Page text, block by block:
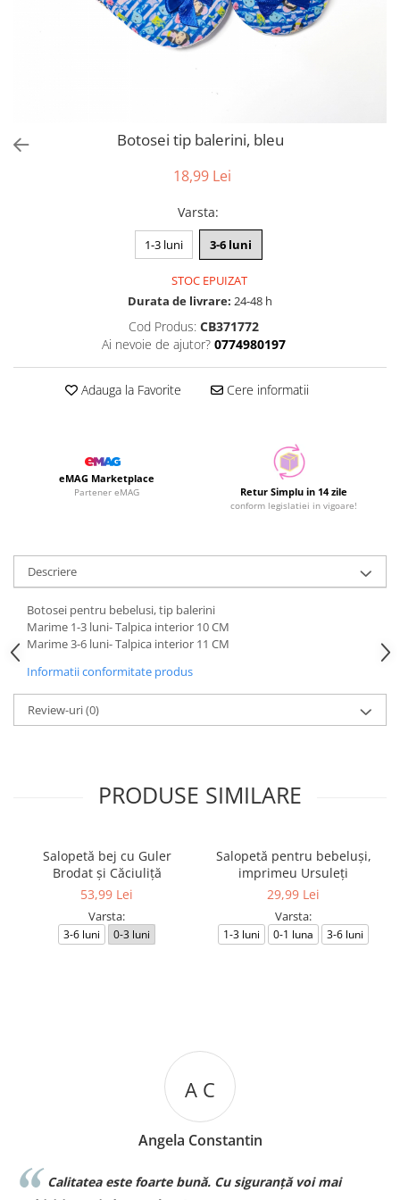
Botosei tip balerini, bleu
18,99 Lei
Varsta:
1-3 luni 3-6 luni
STOC EPUIZAT
Durata de livrare: 24-48 h
Cod Produs: CB371772
Ai nevoie de ajutor? 0774980197
Adauga la Favorite Cere informatii
eMAG Marketplace
Partener eMAG Retur Simplu in 14 zile
conform legislatiei in vigoare!
Descriere
Botosei pentru bebelusi, tip balerini
Marime 1-3 luni- Talpica interior 10 CM
Marime 3-6 luni- Talpica interior 11 CM
Informatii conformitate produs
Review-uri(0)
PRODUSE SIMILARE
Salopetă bej cu Guler
Brodat și Căciuliță
53,99 Lei
Varsta:
3-6 luni 0-3 luni
Salopetă pentru bebeluși,
imprimeu Ursuleți
29,99 Lei
Varsta:
1-3 luni 0-1 luna 3-6 luni
A C
Angela Constantin
Calitatea este foarte bună. Cu siguranță voi mai